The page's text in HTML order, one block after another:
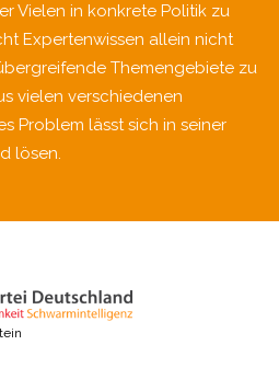
Vielen in konkrete Politik zu
Expertenwissen allein nicht
Themengebiete zu
vielen verschiedenen
Problem lässt sich in seiner
lösen.